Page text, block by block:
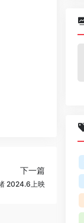
下一篇
2024.6上映